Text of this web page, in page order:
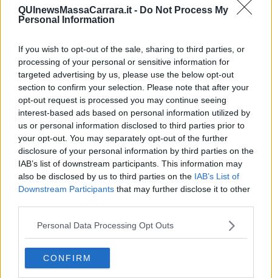
QUInewsMassaCarrara.it - Do Not Process My
Personal Information
If you wish to opt-out of the sale, sharing to third parties, or
processing of your personal or sensitive information for
targeted advertising by us, please use the below opt-out
section to confirm your selection. Please note that after your
opt-out request is processed you may continue seeing
interest-based ads based on personal information utilized by
us or personal information disclosed to third parties prior to
your opt-out. You may separately opt-out of the further
disclosure of your personal information by third parties on the
IAB’s list of downstream participants. This information may
also be disclosed by us to third parties on the IAB’s List of
Downstream Participants that may further disclose it to other
Personal Data Processing Opt Outs
CONFIRM
​Il diritto ad essere disconnessi
​Il pensiero dicotomico e la salute mentale
​Differenze tra persone frustrate e non
L’invisibile fatica mentale
Vacanze a km zero
​Buone Vacan(si)e!
​Il lato positivo delle cose
​Storie antiche di tempi moderni
​Quello che alle mamme non dicono
Adultescenza
Homo imbecillis
​4 anni di Blog
Quando il silenzio è aggressivo
​Il passato, questo conosciuto!
La maternità
​L’uomo o l’orso?
​Tutta una questione di rispetto
​Cose che ci esauriscono
​Vespa che passione!